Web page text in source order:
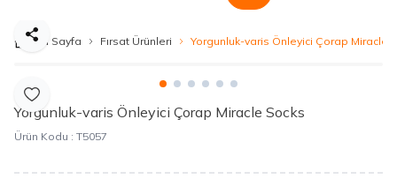
Ana Sayfa Fırsat Ürünleri Yorgunluk-varis Önleyici Çorap Miracle
Favoriye Ekle
Paylaş
Yorgunluk-varis Önleyici Çorap Miracle Socks
Ürün Kodu : T5057